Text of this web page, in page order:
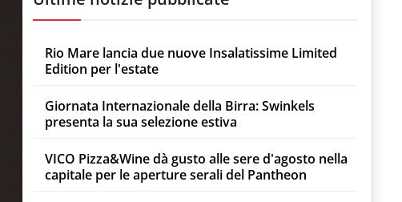
Rio Mare lancia due nuove Insalatissime Limited
Edition per l'estate
Giornata Internazionale della Birra: Swinkels
presenta la sua selezione estiva
VICO Pizza&Wine dà gusto alle sere d'agosto nella
capitale per le aperture serali del Pantheon